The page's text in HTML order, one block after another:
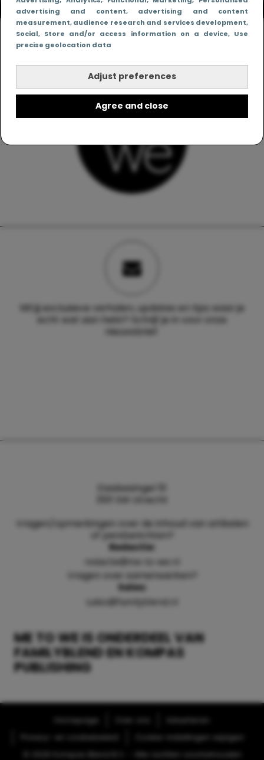
advertising and content, advertising and content
measurement, audience research and services development,
Social, Store and/or access information on a device, Use
precise geolocation data
Adjust preferences
Agree and close
Wil jij exclusieve verhalen, updates en tips waar je
echt wat aan hebt? Schrijf je in voor onze
nieuwsbrief.
ME TO WE IS ONDERDEEL VAN
FAMILYBLEND EN KOMPAS
PUBLISHING
Daalsesingel 51
3511 SW Utrecht
Vragen/opmerkingen over de inhoud van artikelen
of persberichten?
Redactie:
redactie@me-to-we.nl
Vragen over samenwerken?
Sales:
sales@familyblend.nl
Homepage